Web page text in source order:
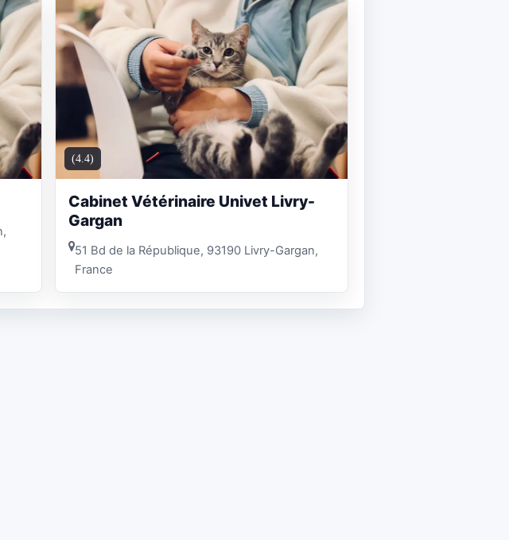
(4.4)
Cabinet Vétérinaire Univet Livry-
Gargan
51 Bd de la République, 93190 Livry-Gargan,
France